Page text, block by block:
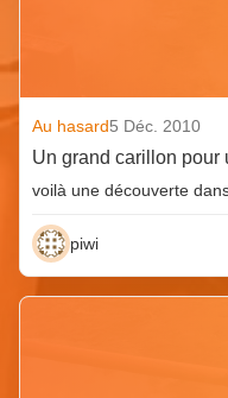
Au hasard5 Déc. 2010
Un grand carillon pour
voilà une découverte
piwi